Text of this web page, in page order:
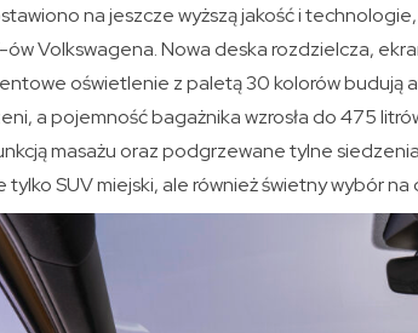
na jeszcze wyższą jakość i
ów Volkswagena. Nowa deska rozdzielcza,
oświetlenie z paletą 30 kolorów budują
a pojemność bagażnika wzrosła do 475
masażu oraz podgrzewane tylne
tylko SUV miejski, ale również świetny wybór